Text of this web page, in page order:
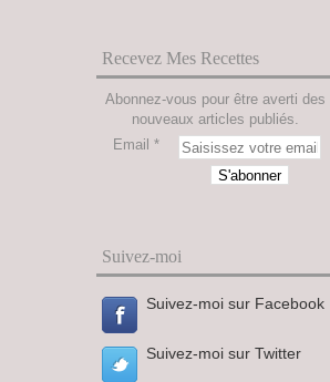
Recevez Mes Recettes
Abonnez-vous pour être averti des
nouveaux articles publiés.
Email
Suivez-moi
Suivez-moi sur Facebook
Suivez-moi sur Twitter